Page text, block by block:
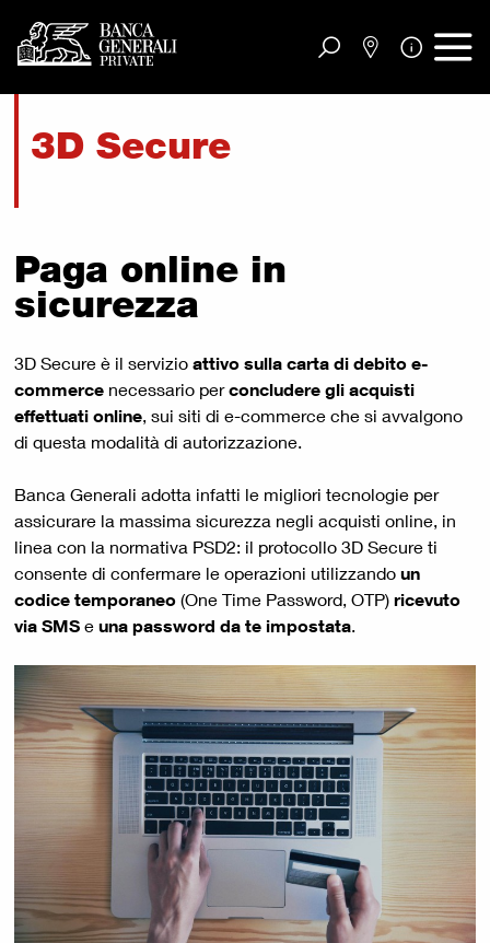
Vai al contenuto principale
3D Secure
Paga online in
sicurezza
3D Secure è il servizio attivo sulla carta di debito e-
commerce necessario perconcludere gli acquisti
effettuati online, sui siti di e-commerce che si avvalgono
di questa modalità di autorizzazione.
Banca Generali adotta infatti le migliori tecnologie per
assicurare la massima sicurezza negli acquisti online, in
linea con la normativa PSD2: il protocollo 3D Secure ti
consente di confermare le operazioni utilizzando un
codice temporaneo (One Time Password, OTP) ricevuto
via SMS e una password da te impostata.